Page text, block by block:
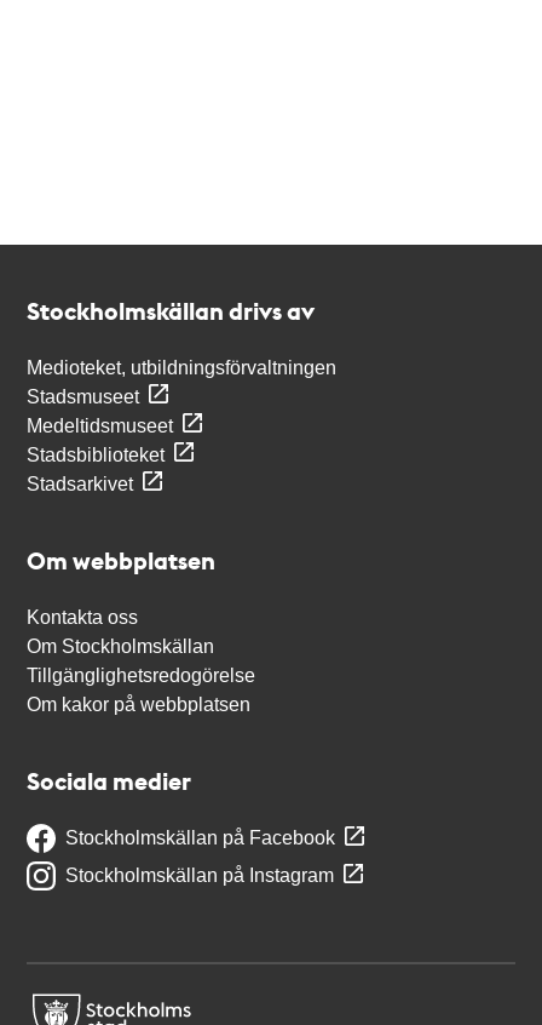
Stockholmskällan drivs av
Medioteket, utbildningsförvaltningen
Stadsmuseet
Medeltidsmuseet
Stadsbiblioteket
Stadsarkivet
Om webbplatsen
Kontakta oss
Om Stockholmskällan
Tillgänglighetsredogörelse
Om kakor på webbplatsen
Sociala medier
Stockholmskällan på Facebook
Stockholmskällan på Instagram